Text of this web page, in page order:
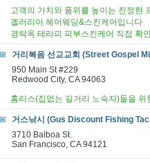
고객의 가치와 품위를 높이는 진정한
겔러리아 헤어웨딩&스킨케어입니다
경락옥 테라피 피부스킨케어 직접 확
거리복음 선교교회 (Street Gospel
950 Main St #229
Redwood City, CA 94063
홈리스(집없는 길거리 노숙자)들을
거스낚시 (Gus Discount Fishing
3710 Balboa St.
San Francisco, CA 94121